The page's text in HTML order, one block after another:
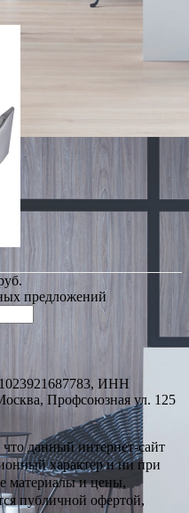
предложений
ИНН
Профсоюзная ул. 125
данный интернет-сайт
характер и ни при
материалы и цены,
публичной офертой,